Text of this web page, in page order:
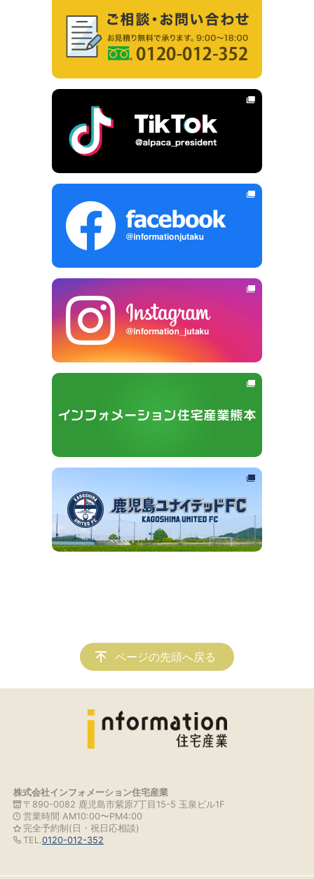
ページの先頭へ戻る
株式会社インフォメーション住宅産業
〒890-0082 鹿児島市紫原7丁目15-5 玉泉ビル1F
営業時間 AM10:00〜PM4:00
完全予約制(日・祝日応相談)
TEL.0120-012-352